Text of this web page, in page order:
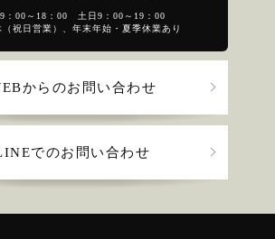
：00～18：00 土日9：00～19：00
（祝日営業）、年末年始・夏季休業あり
からのお問い合わせ
でのお問い合わせ